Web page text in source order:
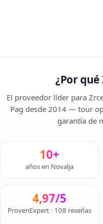
¿Por qué
El proveedor líder para
Pag desde 2014 — tour
garantía de
10+
años en Novalja
4,97/5
ProvenExpert · 108 reseñas